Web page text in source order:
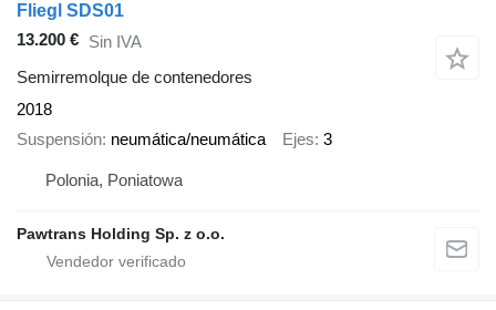
Fliegl SDS01
13.200 € Sin IVA
Semirremolque de contenedores
2018
Suspensión neumática/neumática Ejes 3
Polonia, Poniatowa
Pawtrans Holding Sp. z o.o.